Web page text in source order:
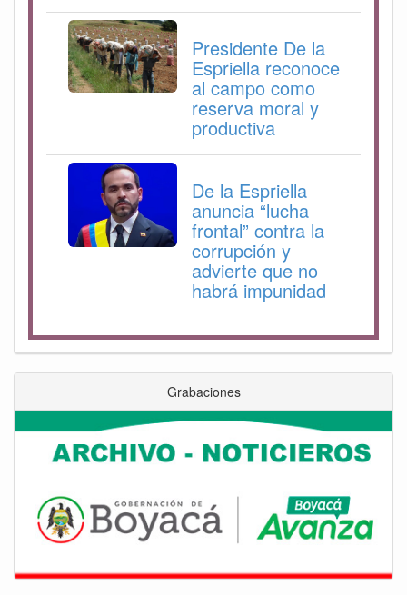
Presidente De la
Espriella reconoce
al campo como
reserva moral y
productiva
De la Espriella
anuncia “lucha
frontal” contra la
corrupción y
advierte que no
habrá impunidad
Grabaciones